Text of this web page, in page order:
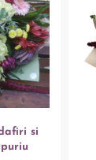
si